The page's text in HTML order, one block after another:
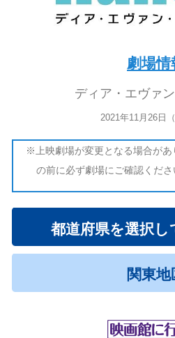
劇場情
ディア・エヴァ
2021年11月26日
※上映劇場が変更となる場合があ
の前に必ず劇場にご確認くださ
都道府県を選択し
関東地